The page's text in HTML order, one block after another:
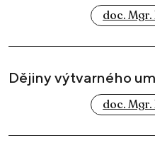
doc. Mgr.
Dějiny výtvarného
doc. Mgr.